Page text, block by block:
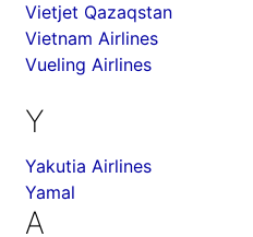
Vietjet Qazaqstan
Vietnam Airlines
Vueling Airlines
Y
Yakutia Airlines
Yamal
А